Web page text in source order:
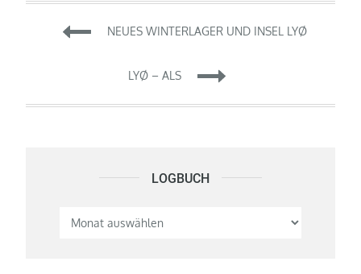
Beitragsnavigation
NEUES WINTERLAGER UND INSEL LYØ
LYØ – ALS
LOGBUCH Logbuch